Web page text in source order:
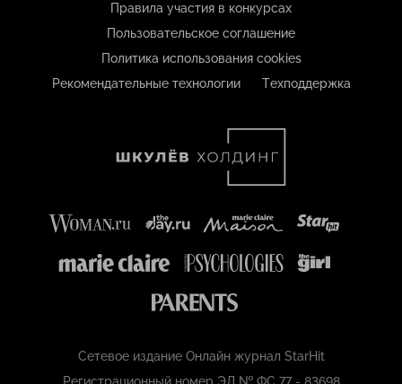
Правила участия в конкурсах
Пользовательское соглашение
Политика использования cookies
Рекомендательные технологии
Техподдержка
Сетевое издание Онлайн журнал StarHit